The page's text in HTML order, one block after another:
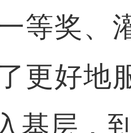
等奖、
更好地
基层，